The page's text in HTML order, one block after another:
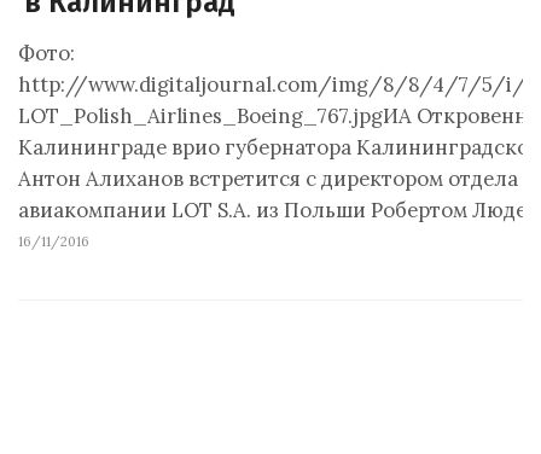
Фото:
http://www.digitaljournal.com/img/8/8/4/7/5/i/
LOT_Polish_Airlines_Boeing_767.jpgИА Откровенно
Калининграде врио губернатора
Антон Алиханов встретится с директором отдела
авиакомпании LOT S.A. из Польши Робертом
16/11/2016